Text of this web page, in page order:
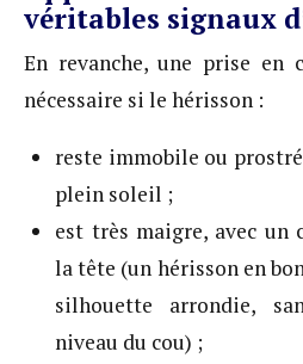
véritables signaux
En revanche, une prise en
nécessaire si le hérisson :
reste immobile ou
plein soleil ;
est très maigre, avec un
la tête (un hérisson en
silhouette arrondie,
niveau du cou) ;